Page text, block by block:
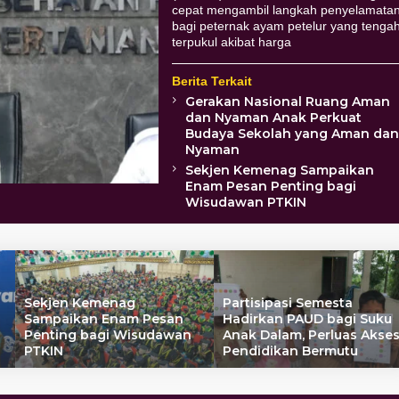
cepat mengambil langkah
bagi peternak ayam petelur yang
terpukul akibat harga
Berita Terkait
Gerakan Nasional Ruang Aman
dan Nyaman Anak Perkuat
Budaya Sekolah yang Aman dan
Nyaman
Sekjen Kemenag Sampaikan
Enam Pesan Penting bagi
Wisudawan PTKIN
Sekjen Kemenag
Sampaikan Enam Pesan
Penting bagi Wisudawan
PTKIN
Partisipasi Semesta
Hadirkan PAUD bagi Suku
Anak Dalam, Perluas Akses
Pendidikan Bermutu